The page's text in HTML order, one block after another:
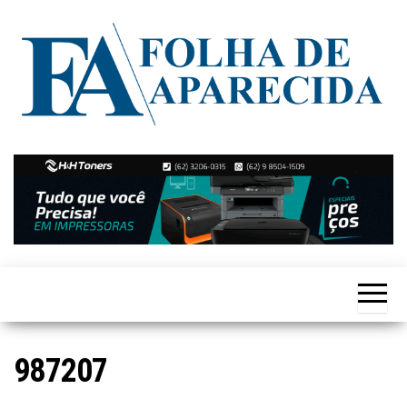
Folha de
Aparecida
Notícias
de
Aparecida
de
Goiânia
987207